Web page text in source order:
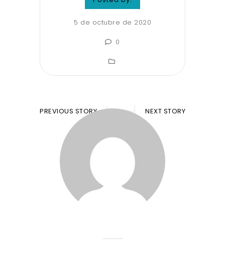
5 de octubre de 2020
0
PREVIOUS STORY NEXT STORY